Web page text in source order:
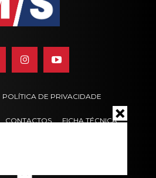
POLÍTICA DE PRIVACIDADE
CONTACTOS FICHA TÉCNICA